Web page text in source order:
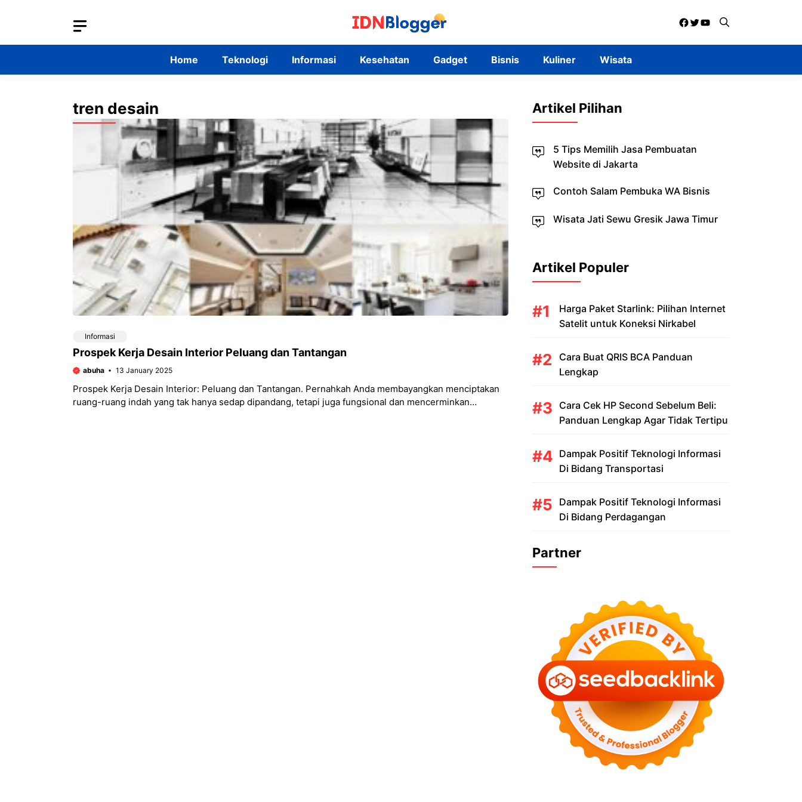
Facebook
Twitter
YouTube
Home Teknologi Informasi Kesehatan Gadget Bisnis Kuliner Wisata
tren desain
Informasi
Prospek Kerja Desain Interior Peluang dan Tantangan
abuha 13 January 2025
Prospek Kerja Desain Interior: Peluang dan Tantangan. Pernahkah Anda membayangkan menciptakan
ruang-ruang indah yang tak hanya sedap dipandang, tetapi juga fungsional dan mencerminkan
Artikel Pilihan
5 Tips Memilih Jasa Pembuatan
Website di Jakarta
Contoh Salam Pembuka WA Bisnis
Wisata Jati Sewu Gresik Jawa Timur
Artikel Populer
Harga Paket Starlink: Pilihan Internet
Satelit untuk Koneksi Nirkabel
Cara Buat QRIS BCA Panduan
Lengkap
Cara Cek HP Second Sebelum Beli:
Panduan Lengkap Agar Tidak Tertipu
Dampak Positif Teknologi Informasi
Di Bidang Transportasi
Dampak Positif Teknologi Informasi
Di Bidang Perdagangan
Partner